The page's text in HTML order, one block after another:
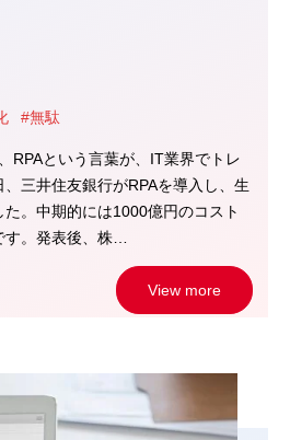
#無駄
RPAという言葉が、IT業界でトレ
三井住友銀行がRPAを導入し、生
。中期的には1000億円のコスト
。発表後、株…
View more